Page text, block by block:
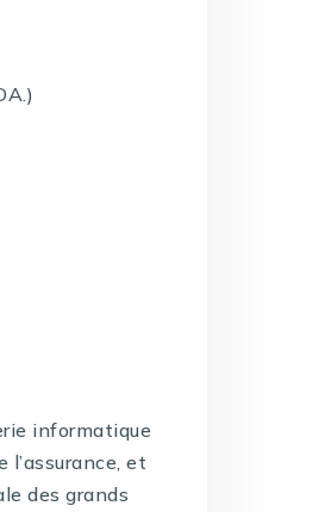
informatique
et
des grands